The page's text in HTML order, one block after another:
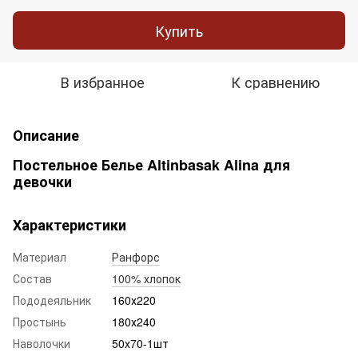
Купить
В избранное К сравнению
Описание
Постельное Белье Altinbasak Alina для
девочки
Характеристики
Материал
Ранфорс
Состав
100% хлопок
Пододеяльник
160х220
Простынь
180х240
Наволочки
50x70-1шт